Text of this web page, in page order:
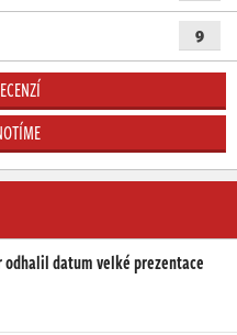
9
odhalil datum velké prezentace